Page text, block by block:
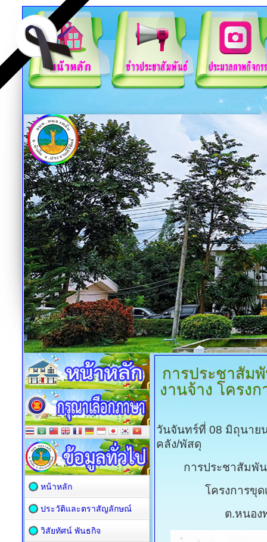
การประชาสัม
งานจ้าง โครง
วันจันทร์ที่ 08 มิถุนาย
คลัง/พัสดุ
การประชาสัมพั
โครงการขุ
ต.หนอง
หน้าหลัก
ประวัติและตราสัญลักษณ์
วิสัยทัศน์ พันธกิจ